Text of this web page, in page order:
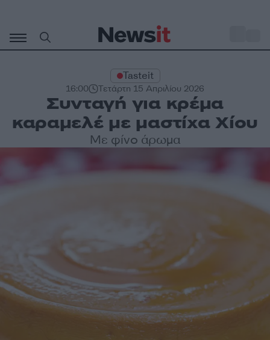
περιεχόμενο
Tasteit
16:00 Τετάρτη 15 Απριλίου 2026
Συνταγή για κρέμα
καραμελέ με μαστίχα Χίου
Με φίνο άρωμα